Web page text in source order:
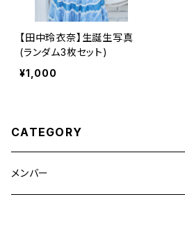
【田中玲衣奈】生誕生写真
(ランダム3枚セット)
¥1,000
CATEGORY
メンバー